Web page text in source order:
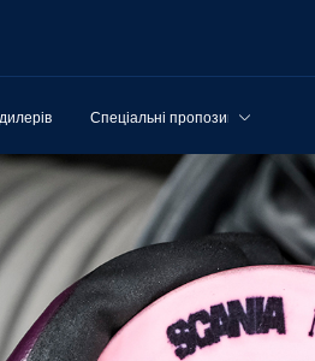
Спеціальні пропозиції